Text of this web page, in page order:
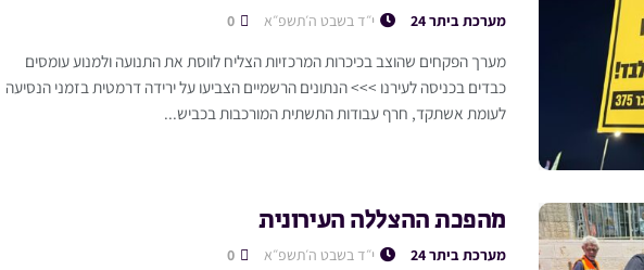
מערכת ביתר 24 י״ד בשבט ה׳תשפ״א
מערך הפקחים שהוצב בכיכרות המרכזיות הצליח לווסת את התנועה ולמנוע עומסים
כבדים בכניסה לעירנו >>> הנתונים הרשמיים הצביעו על ירידה דרמטית בזמני הנסיעה
לעומת אשתקד, חרף עבודות התשתית המורכבות בכביש...
מהפכת ההצללה העירונית
מערכת ביתר 24 י״ד בשבט ה׳תשפ״א